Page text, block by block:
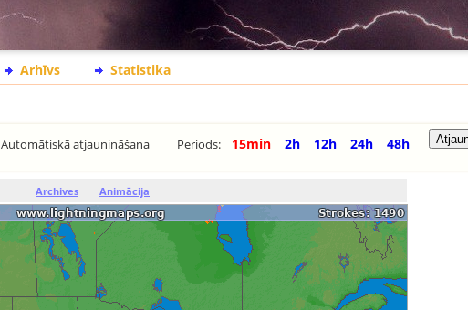
Arhīvs Statistika
Automātiskā atjaunināšana Periods: 15min 2h 12h 24h 48h
Archives Animācija